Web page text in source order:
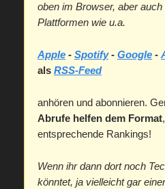
oben im Browser, aber
Plattformen wie u.a.
Apple - Spotify- Google -
als RSS-Feed
anhören und abonnieren.
Abrufe helfen dem Format
entsprechende Rankings!
Wenn ihr dann dort noch
könntet, ja vielleicht gar